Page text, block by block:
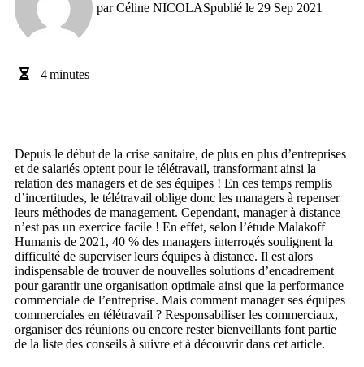
parCéline NICOLASpublié le 29 Sep 2021
4minutes
Depuis le début de la crise sanitaire, de plus en plus d’entreprises
et de salariés optent pour le télétravail, transformant ainsi la
relation des managers et de ses équipes ! En ces temps remplis
d’incertitudes, le télétravail oblige donc les managers à repenser
leurs méthodes de management. Cependant, manager à distance
n’est pas un exercice facile ! En effet, selon l’étude Malakoff
Humanis de 2021, 40 % des managers interrogés soulignent la
difficulté de superviser leurs équipes à distance. Il est alors
indispensable de trouver de nouvelles solutions d’encadrement
pour garantir une organisation optimale ainsi que la performance
commerciale de l’entreprise. Mais comment manager ses équipes
commerciales en télétravail ? Responsabiliser les commerciaux,
organiser des réunions ou encore rester bienveillants font partie
de la liste des conseils à suivre et à découvrir dans cet article.